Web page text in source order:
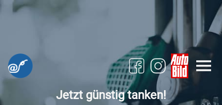
Jetzt günstig tanken!